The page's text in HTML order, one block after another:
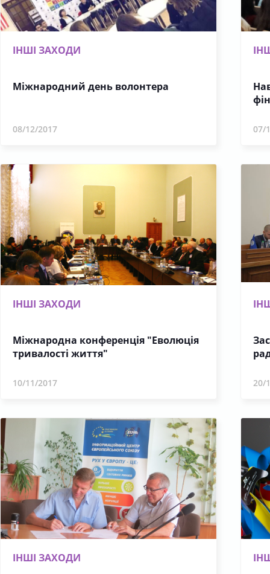
ІНШІ ЗАХОДИ
Міжнародний день волонтера
08/12/2017 07/
ІНШІ ЗАХОДИ
Міжнародна конференція "Еволюція
тривалості життя"
10/11/2017 20/
ІНШІ ЗАХОДИ